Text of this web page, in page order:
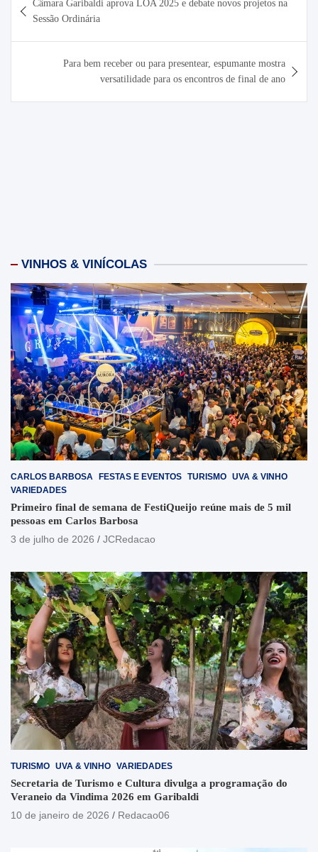
de
Post
Câmara Garibaldi aprova LOA 2025 e debate novos projetos na
Sessão Ordinária
Para bem receber ou para presentear, espumante mostra
versatilidade para os encontros de final de ano
VINHOS & VINÍCOLAS
CARLOS BARBOSA FESTAS E EVENTOS TURISMO UVA & VINHO
VARIEDADES
Primeiro final de semana de FestiQueijo reúne mais de 5 mil
pessoas em Carlos Barbosa
3 de julho de 2026
JCRedacao
TURISMO UVA & VINHO VARIEDADES
Secretaria de Turismo e Cultura divulga a programação do
Veraneio da Vindima 2026 em Garibaldi
10 de janeiro de 2026
Redacao06